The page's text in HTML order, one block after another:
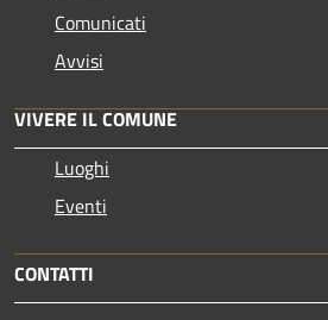
Comunicati
Avvisi
VIVERE IL COMUNE
Luoghi
Eventi
CONTATTI